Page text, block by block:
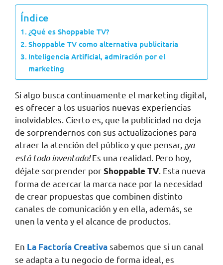
Índice
¿Qué es Shoppable TV?
Shoppable TV como alternativa publicitaria
Inteligencia Artificial, admiración por el
marketing
Si algo busca continuamente el marketing digital,
es ofrecer a los usuarios nuevas experiencias
inolvidables. Cierto es, que la publicidad no deja
de sorprendernos con sus actualizaciones para
atraer la atención del público y que pensar, ¡ya
está todo inventado!Es una realidad. Pero hoy,
déjate sorprender porShoppable TV. Esta nueva
forma de acercar la marca nace por la necesidad
de crear propuestas que combinen distinto
canales de comunicación y en ella, además, se
unen la venta y el alcance de productos.
En La Factoría Creativasabemos que si un canal
se adapta a tu negocio de forma ideal, es